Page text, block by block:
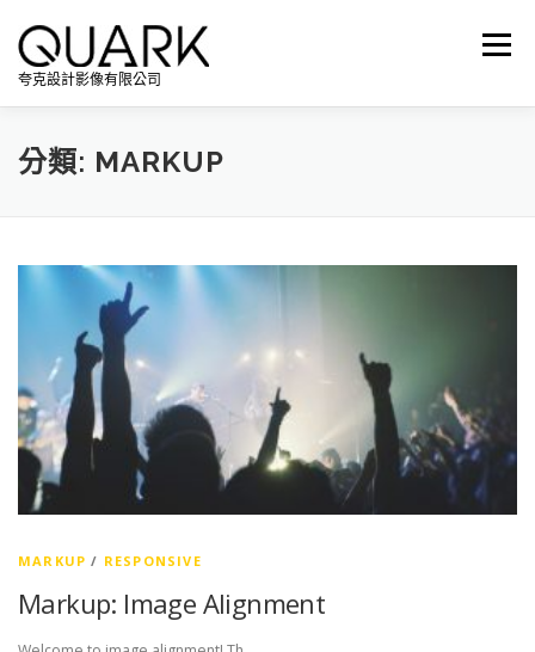
內
夸克設計影像有限公司
選單
分類: MARKUP
MARKUP / RESPONSIVE
Markup: Image Alignment